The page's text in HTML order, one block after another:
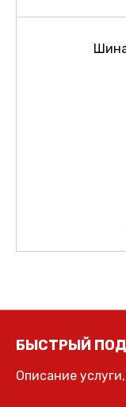
БЫСТРЫЙ
Описание